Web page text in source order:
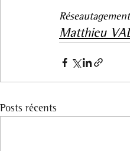
Matthieu
Posts récents